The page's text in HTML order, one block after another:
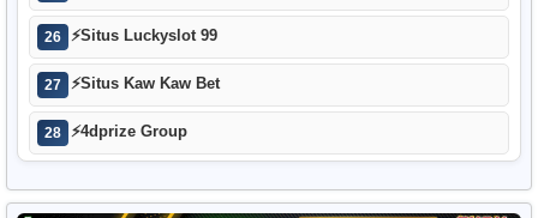
26 ⚡Situs Luckyslot 99
27 ⚡Situs Kaw Kaw Bet
28 ⚡4dprize Group